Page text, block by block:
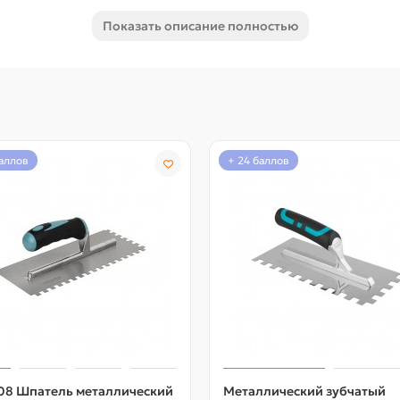
позволяет при работе не оставлять «волны».
Показать описание полностью
Шпатель металлический
+ 24 баллов
Металлический зубчатый